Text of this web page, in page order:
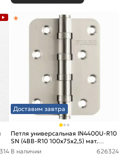
Доставим завтра
Петля универсальная IN4400U-R10
SN (4BB-R10 100x75x2,5) мат.
никель
В наличии 626324